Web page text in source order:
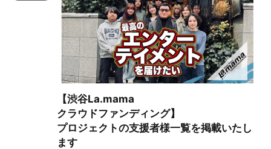
【渋谷La.mama
クラウドファンディング】
プロジェクトの支援者様一覧を掲載いたし
ます